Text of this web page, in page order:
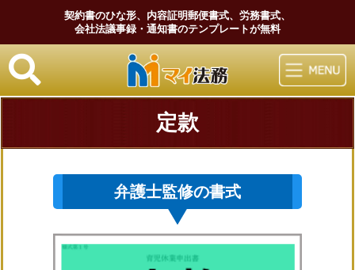
契約書のひな形、内容証明郵便書式、労務書式、
会社法議事録・通知書のテンプレートが無料
マイ法務
定款
弁護士監修の書式